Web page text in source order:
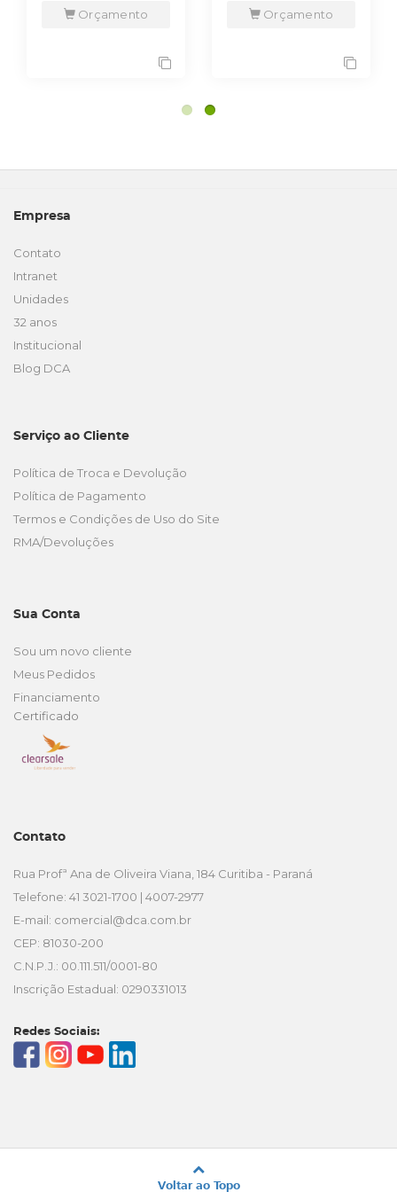
Orçamento Orçamento
Empresa
Contato
Intranet
Unidades
32 anos
Institucional
Blog DCA
Serviço ao Cliente
Política de Troca e Devolução
Política de Pagamento
Termos e Condições de Uso do Site
RMA/Devoluções
Sua Conta
Sou um novo cliente
Meus Pedidos
Financiamento
Certificado
Contato
Rua Profª Ana de Oliveira Viana, 184 Curitiba - Paraná
Telefone: 41 3021-1700 | 4007-2977
E-mail: comercial@dca.com.br
CEP: 81030-200
C.N.P.J.: 00.111.511/0001-80
Inscrição Estadual: 0290331013
Redes Sociais:
Voltar ao Topo